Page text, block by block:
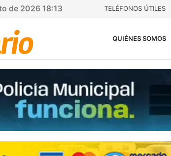
de 2026 18:13 TELÉFONOS ÚTILES
QUIÉNES SOMOS